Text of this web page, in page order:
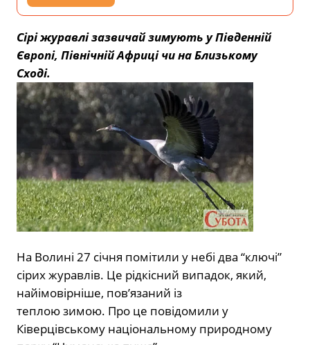
Сірі журавлі зазвичай зимують у Південній
Європі, Північній Африці чи на Близькому
Сході.
На Волині 27 січня помітили у небі два “ключі”
сірих журавлів. Це рідкісний випадок, який,
найімовірніше, пов’язаний із
теплою зимою. Про це повідомили у
Ківерцівському національному природному